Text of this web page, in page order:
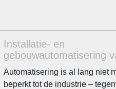
Installatie- en
gebouwautomatisering
Automatisering is al lang niet
beperkt tot de industrie –